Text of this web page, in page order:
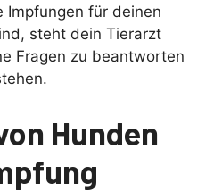
Impfungen für deinen
steht dein Tierarzt
Fragen zu beantworten
Hunden